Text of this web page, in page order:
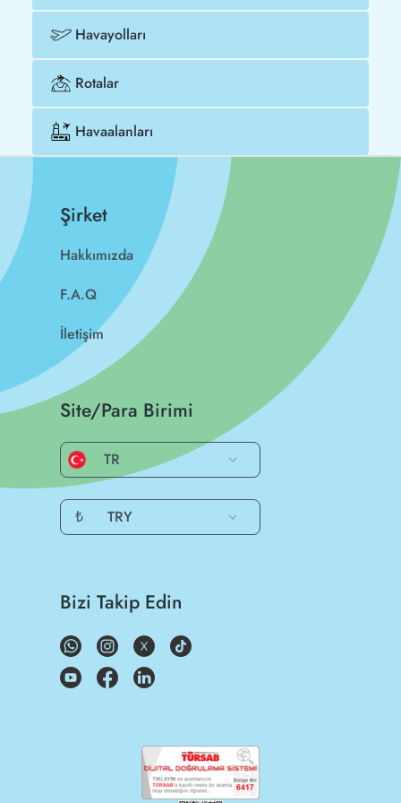
Havayolları
Rotalar
Havaalanları
Şirket
Hakkımızda
F.A.Q
İletişim
Site/Para Birimi
TR
₺ TRY
Bizi Takip Edin